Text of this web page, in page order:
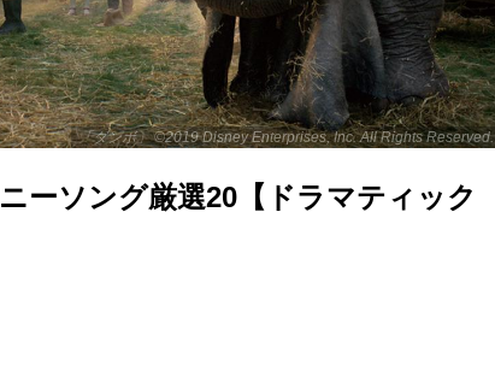
「ダンボ」 ©2019 Disney Enterprises, Inc. All Rights Reserved.
ーソング厳選20【ドラマティック